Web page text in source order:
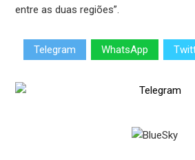
entre as duas regiões”.
Telegram WhatsApp